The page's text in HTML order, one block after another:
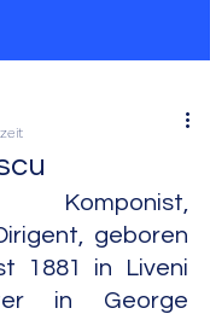
Komponist,
geboren
1881 in Liveni
in George